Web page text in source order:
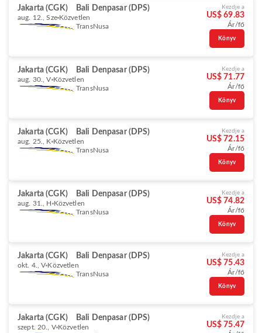
Jakarta (CGK) Bali Denpasar (DPS)
aug. 12., Sze Közvetlen
TransNusa
Kezdje a
US$ 69.83
Ár/fő
Könyv
Jakarta (CGK) Bali Denpasar (DPS)
aug. 30., V Közvetlen
TransNusa
Kezdje a
US$ 71.77
Ár/fő
Könyv
Jakarta (CGK) Bali Denpasar (DPS)
aug. 25., K Közvetlen
TransNusa
Kezdje a
US$ 72.15
Ár/fő
Könyv
Jakarta (CGK) Bali Denpasar (DPS)
aug. 31., H Közvetlen
TransNusa
Kezdje a
US$ 74.82
Ár/fő
Könyv
Jakarta (CGK) Bali Denpasar (DPS)
okt. 4., V Közvetlen
TransNusa
Kezdje a
US$ 75.43
Ár/fő
Könyv
Jakarta (CGK) Bali Denpasar (DPS)
szept. 20., V Közvetlen
Kezdje a
US$ 75.47